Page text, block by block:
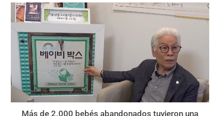
Más de 2.000 bebés abandonados tuvieron una